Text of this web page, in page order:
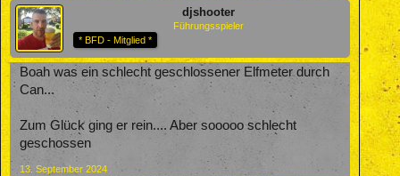
djshooter
Führungsspieler
* BFD - Mitglied *
Boah was ein schlecht geschlossener Elfmeter durch
Can...
Zum Glück ging er rein.... Aber sooooo schlecht
geschossen
13. September 2024